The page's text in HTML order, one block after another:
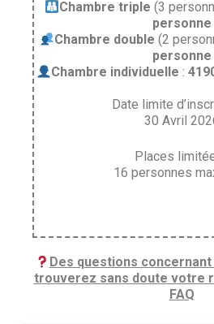
Chambre triple (3
personne
Chambre double (2
personne
Chambre individuelle :
Date limite
30 Avril
Places
16 personnes
Des questions
trouverez sans doute votre
FAQ